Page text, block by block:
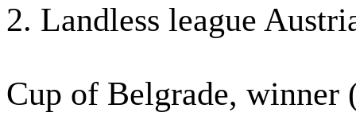
2. Landless league
Cup of Belgrade, winner